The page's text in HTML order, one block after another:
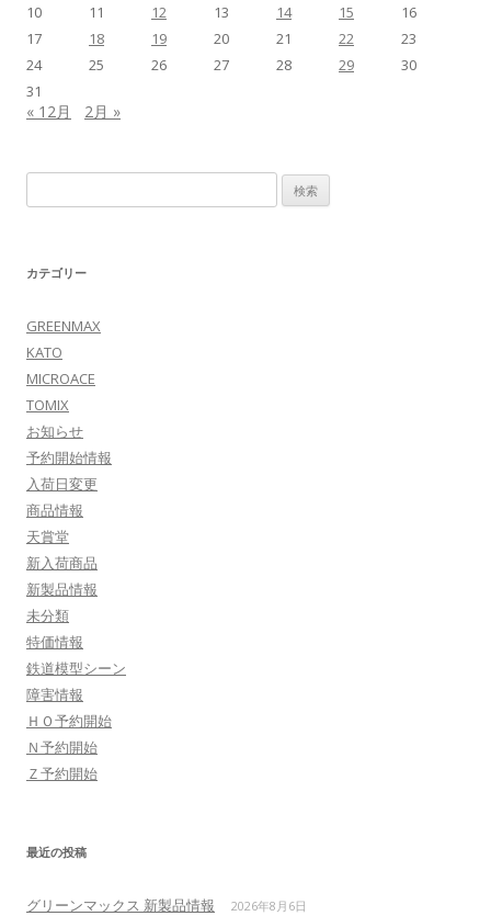
10
11 12 13 14 15
16
17
18 19 20 21 22
23
24
25 26 27 28 29
30
31
« 12月 2月 »
索:
カテゴリー
GREENMAX
KATO
MICROACE
TOMIX
お知らせ
予約開始情報
入荷日変更
商品情報
天賞堂
新入荷商品
新製品情報
未分類
特価情報
鉄道模型シーン
障害情報
ＨＯ予約開始
Ｎ予約開始
Ｚ予約開始
最近の投稿
グリーンマックス 新製品情報 2026年8月6日